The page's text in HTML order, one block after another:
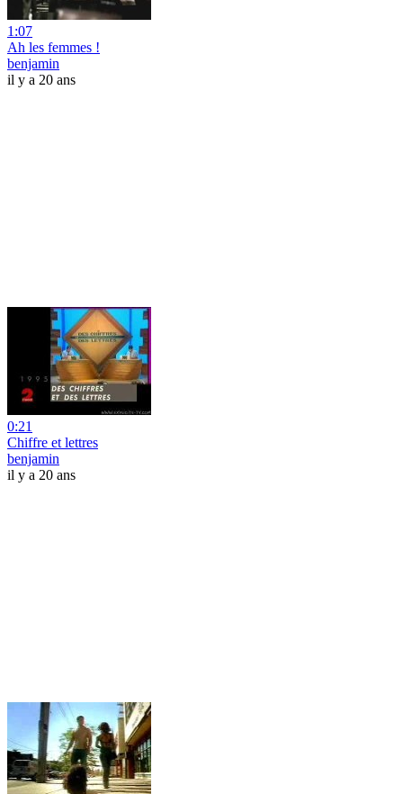
1:07
Ah les femmes !
benjamin
il y a 20 ans
0:21
Chiffre et lettres
benjamin
il y a 20 ans